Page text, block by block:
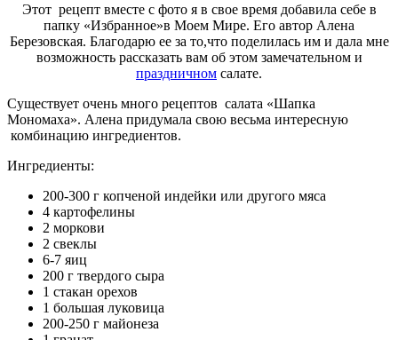
Этот рецепт вместе с фото я в свое время добавила себе в
папку «Избранное»в Моем Мире. Его автор Алена
Березовская. Благодарю ее за то,что поделилась им и дала мне
возможность рассказать вам об этом замечательном и
праздничном салате.
Существует очень много рецептов салата «Шапка
Мономаха». Алена придумала свою весьма интересную
комбинацию ингредиентов.
Ингредиенты:
200-300 г копченой индейки или другого мяса
4 картофелины
2 моркови
2 свеклы
6-7 яиц
200 г твердого сыра
1 стакан орехов
1 большая луковица
200-250 г майонеза